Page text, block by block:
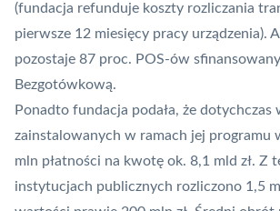
(fundacja refunduje koszty rozliczania
pierwsze 12 miesięcy pracy urządzenia).
pozostaje 87 proc. POS-ów
Bezgotówkową.
Ponadto fundacja podała, że dotychczas
zainstalowanych w ramach jej programu
mln płatności na kwotę ok. 8,1 mld zł. Z
instytucjach publicznych rozliczono 1,5